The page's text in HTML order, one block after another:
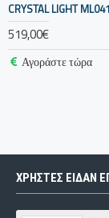
CRYSTAL LIGHT
519,00€
Αγοράστε τώρα
ΧΡΗΣΤΕΣ ΕΙΔΑΝ